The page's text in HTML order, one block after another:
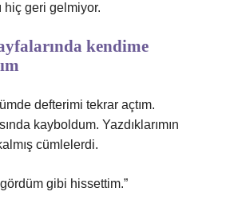
hiç geri gelmiyor.
kendime
defterimi tekrar açtım.
kayboldum. Yazdıklarımın
cümlelerdi.
gibi hissettim.”